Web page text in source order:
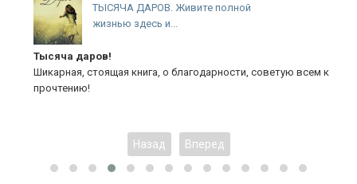
ТЫСЯЧА ДАРОВ. Живите полной
жизнью здесь и...
Тысяча даров!
Шикарная, стоящая книга, о благодарности, советую всем к
прочтению!
Назад Вперед